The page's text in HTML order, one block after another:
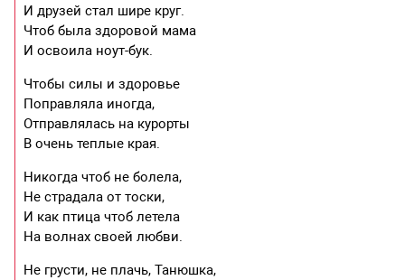
И друзей стал шире круг.
Чтоб была здоровой мама
И освоила ноут-бук.
Чтобы силы и здоровье
Поправляла иногда,
Отправлялась на курорты
В очень теплые края.
Никогда чтоб не болела,
Не страдала от тоски,
И как птица чтоб летела
На волнах своей любви.
Не грусти, не плачь, Танюшка,